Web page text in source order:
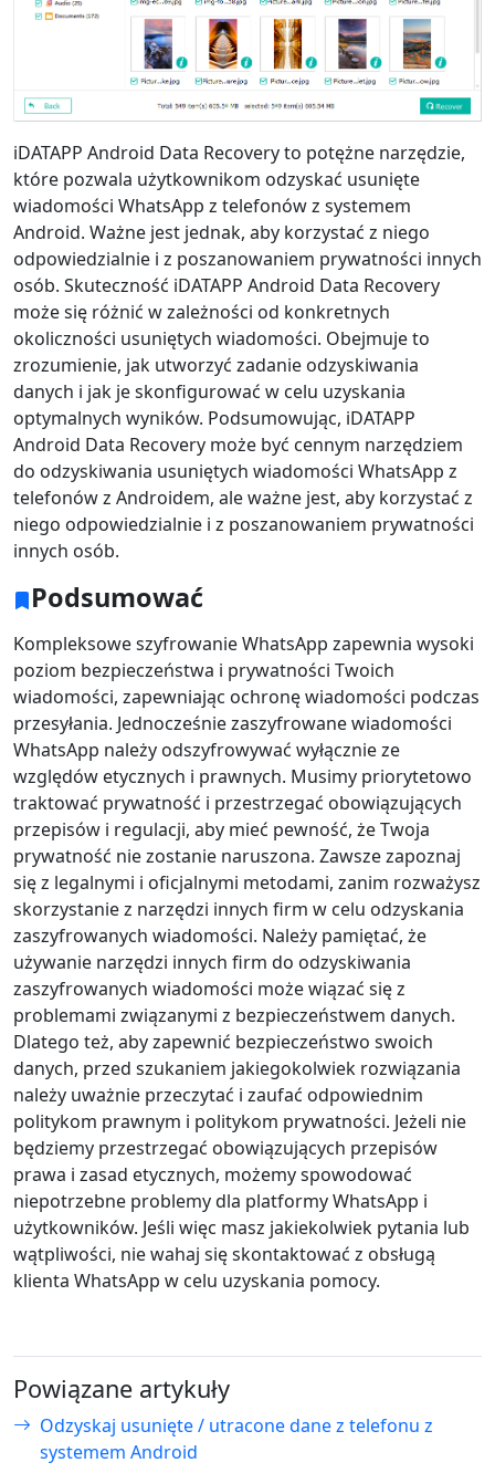
iDATAPP Android Data Recovery to potężne narzędzie,
które pozwala użytkownikom odzyskać usunięte
wiadomości WhatsApp z telefonów z systemem
Android. Ważne jest jednak, aby korzystać z niego
odpowiedzialnie i z poszanowaniem prywatności innych
osób. Skuteczność iDATAPP Android Data Recovery
może się różnić w zależności od konkretnych
okoliczności usuniętych wiadomości. Obejmuje to
zrozumienie, jak utworzyć zadanie odzyskiwania
danych i jak je skonfigurować w celu uzyskania
optymalnych wyników. Podsumowując, iDATAPP
Android Data Recovery może być cennym narzędziem
do odzyskiwania usuniętych wiadomości WhatsApp z
telefonów z Androidem, ale ważne jest, aby korzystać z
niego odpowiedzialnie i z poszanowaniem prywatności
innych osób.
Podsumować
Kompleksowe szyfrowanie WhatsApp zapewnia wysoki
poziom bezpieczeństwa i prywatności Twoich
wiadomości, zapewniając ochronę wiadomości podczas
przesyłania. Jednocześnie zaszyfrowane wiadomości
WhatsApp należy odszyfrowywać wyłącznie ze
względów etycznych i prawnych. Musimy priorytetowo
traktować prywatność i przestrzegać obowiązujących
przepisów i regulacji, aby mieć pewność, że Twoja
prywatność nie zostanie naruszona. Zawsze zapoznaj
się z legalnymi i oficjalnymi metodami, zanim rozważysz
skorzystanie z narzędzi innych firm w celu odzyskania
zaszyfrowanych wiadomości. Należy pamiętać, że
używanie narzędzi innych firm do odzyskiwania
zaszyfrowanych wiadomości może wiązać się z
problemami związanymi z bezpieczeństwem danych.
Dlatego też, aby zapewnić bezpieczeństwo swoich
danych, przed szukaniem jakiegokolwiek rozwiązania
należy uważnie przeczytać i zaufać odpowiednim
politykom prawnym i politykom prywatności. Jeżeli nie
będziemy przestrzegać obowiązujących przepisów
prawa i zasad etycznych, możemy spowodować
niepotrzebne problemy dla platformy WhatsApp i
użytkowników. Jeśli więc masz jakiekolwiek pytania lub
wątpliwości, nie wahaj się skontaktować z obsługą
klienta WhatsApp w celu uzyskania pomocy.
Powiązane artykuły
Odzyskaj usunięte / utracone dane z telefonu z
systemem Android